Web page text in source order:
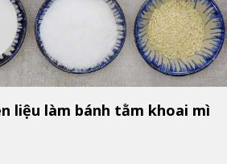
liệu làm bánh tằm khoai mì